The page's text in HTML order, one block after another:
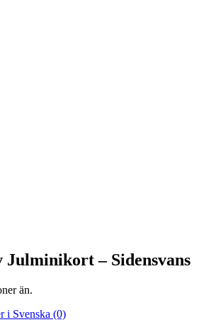
Julminikort – Sidensvans
än.
i Svenska (0)